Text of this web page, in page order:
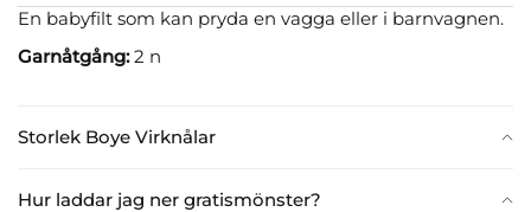
Storlek Boye Virknålar
Hur laddar jag ner gratismönster?
En babyfilt som kan pryda en vagga eller i barnvagnen.
Garnåtgång:2 n